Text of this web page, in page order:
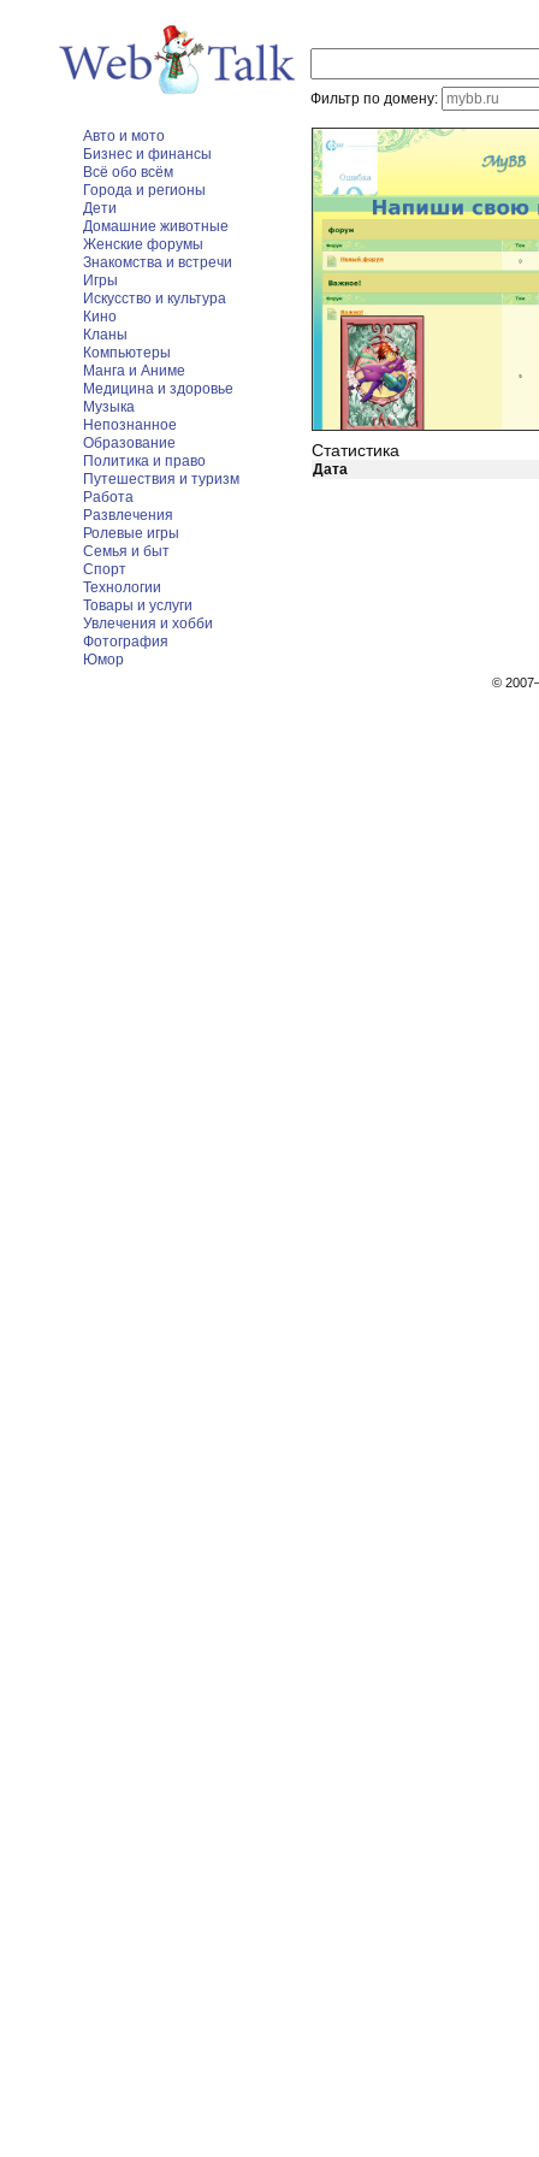
Фильтр по домену:
Авто и мото
Бизнес и финансы
Всё обо всём
Города и регионы
Дети
Домашние животные
Женские форумы
Знакомства и встречи
Игры
Искусство и культура
Кино
Кланы
Компьютеры
Манга и Аниме
Медицина и здоровье
Музыка
Непознанное
Образование
Политика и право
Путешествия и туризм
Работа
Развлечения
Ролевые игры
Семья и быт
Спорт
Технологии
Товары и услуги
Увлечения и хобби
Фотография
Юмор
Статистика
Дата
©